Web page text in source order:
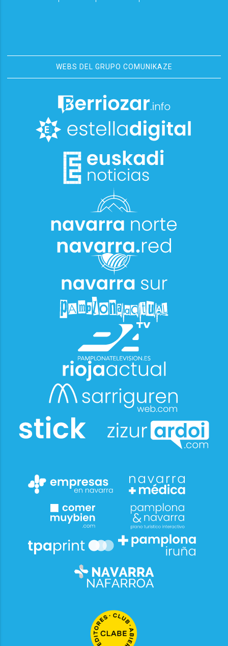
WEBS DEL GRUPO COMUNIKAZE